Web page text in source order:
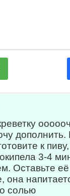
дополнить.
к
3-4
Оставьте
она
солью